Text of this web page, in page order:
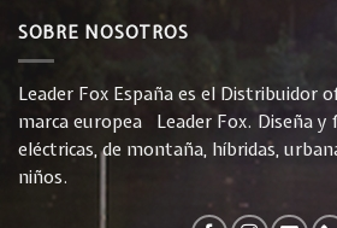
SOBRE NOSOTROS
Leader Fox España es el Distribuidor
marca europea Leader Fox. Diseña y
eléctricas, de montaña, híbridas,
niños.